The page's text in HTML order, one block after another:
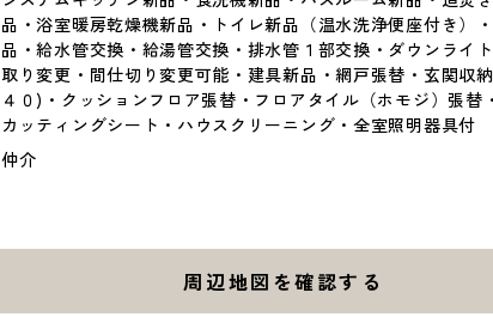
品・浴室暖房乾燥機新品・トイレ新品（温水洗浄便座付き）
品・給水管交換・給湯管交換・排水管１部交換・ダウンライ
取り変更・間仕切り変更可能・建具新品・網戸張替・玄関収
４０)・クッションフロア張替・フロアタイル（ホモジ）張替
カッティングシート・ハウスクリーニング・全室照明器具付
仲介
周辺地図を確認する